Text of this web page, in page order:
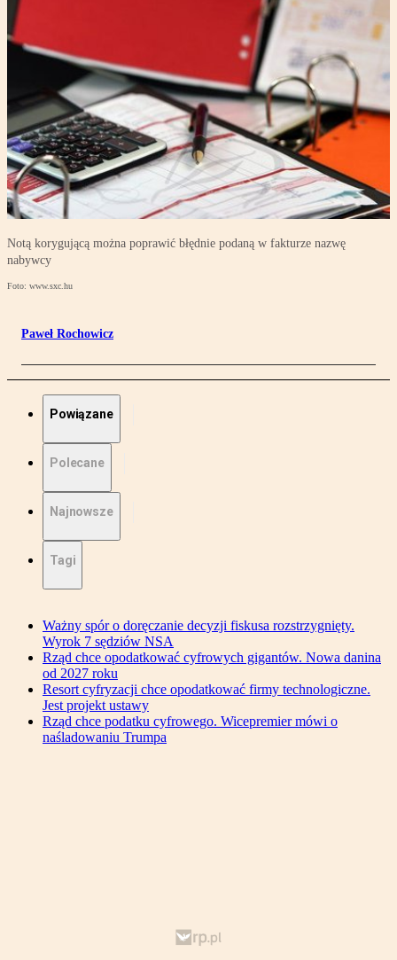
Notą korygującą można poprawić błędnie podaną w fakturze nazwę
nabywcy
Foto: www.sxc.hu
Paweł Rochowicz
Powiązane
Polecane
Najnowsze
Tagi
Ważny spór o doręczanie decyzji fiskusa rozstrzygnięty.
Wyrok 7 sędziów NSA
Rząd chce opodatkować cyfrowych gigantów. Nowa danina
od 2027 roku
Resort cyfryzacji chce opodatkować firmy technologiczne.
Jest projekt ustawy
Rząd chce podatku cyfrowego. Wicepremier mówi o
naśladowaniu Trumpa